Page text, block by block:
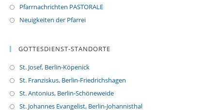
Pfarrnachrichten PASTORALE
Neuigkeiten der Pfarrei
GOTTESDIENST-STANDORTE
St. Josef, Berlin-Köpenick
St. Franziskus, Berlin-Friedrichshagen
St. Antonius, Berlin-Schöneweide
St. Johannes Evangelist, Berlin-Johannisthal